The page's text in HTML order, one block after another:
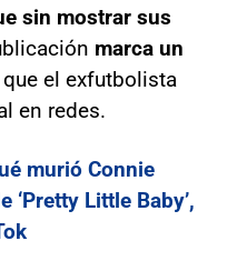
sin mostrar sus
marca un
el exfutbolista
en redes.
murió Connie
‘Pretty Little Baby’,